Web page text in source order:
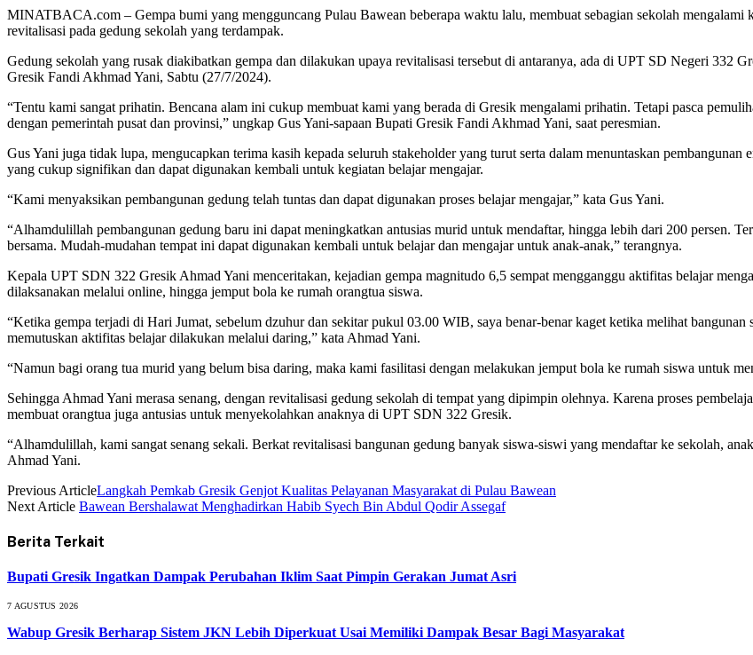
MINATBACA.com – Gempa bumi yang mengguncang Pulau Bawean beberapa waktu lalu, membuat sebagian sekolah mengalami
revitalisasi pada gedung sekolah yang terdampak.
Gedung sekolah yang rusak diakibatkan gempa dan dilakukan upaya revitalisasi tersebut di antaranya, ada di UPT SD Negeri 332
Gresik Fandi Akhmad Yani, Sabtu (27/7/2024).
“Tentu kami sangat prihatin. Bencana alam ini cukup membuat kami yang berada di Gresik mengalami prihatin. Tetapi pasca
dengan pemerintah pusat dan provinsi,” ungkap Gus Yani-sapaan Bupati Gresik Fandi Akhmad Yani, saat peresmian.
Gus Yani juga tidak lupa, mengucapkan terima kasih kepada seluruh stakeholder yang turut serta dalam menuntaskan
yang cukup signifikan dan dapat digunakan kembali untuk kegiatan belajar mengajar.
“Kami menyaksikan pembangunan gedung telah tuntas dan dapat digunakan proses belajar mengajar,” kata Gus Yani.
“Alhamdulillah pembangunan gedung baru ini dapat meningkatkan antusias murid untuk mendaftar, hingga lebih dari 200 persen.
bersama. Mudah-mudahan tempat ini dapat digunakan kembali untuk belajar dan mengajar untuk anak-anak,” terangnya.
Kepala UPT SDN 322 Gresik Ahmad Yani menceritakan, kejadian gempa magnitudo 6,5 sempat mengganggu aktifitas belajar
dilaksanakan melalui online, hingga jemput bola ke rumah orangtua siswa.
“Ketika gempa terjadi di Hari Jumat, sebelum dzuhur dan sekitar pukul 03.00 WIB, saya benar-benar kaget ketika melihat
memutuskan aktifitas belajar dilakukan melalui daring,” kata Ahmad Yani.
“Namun bagi orang tua murid yang belum bisa daring, maka kami fasilitasi dengan melakukan jemput bola ke rumah siswa untuk
Sehingga Ahmad Yani merasa senang, dengan revitalisasi gedung sekolah di tempat yang dipimpin olehnya. Karena proses
membuat orangtua juga antusias untuk menyekolahkan anaknya di UPT SDN 322 Gresik.
“Alhamdulillah, kami sangat senang sekali. Berkat revitalisasi bangunan gedung banyak siswa-siswi yang mendaftar ke sekolah,
Ahmad Yani.
Previous ArticleLangkah Pemkab Gresik Genjot Kualitas Pelayanan Masyarakat di Pulau Bawean
Next Article Bawean Bershalawat Menghadirkan Habib Syech Bin Abdul Qodir Assegaf
Berita Terkait
Bupati Gresik Ingatkan Dampak Perubahan Iklim Saat Pimpin Gerakan Jumat Asri
7 AGUSTUS 2026
Wabup Gresik Berharap Sistem JKN Lebih Diperkuat Usai Memiliki Dampak Besar Bagi Masyarakat